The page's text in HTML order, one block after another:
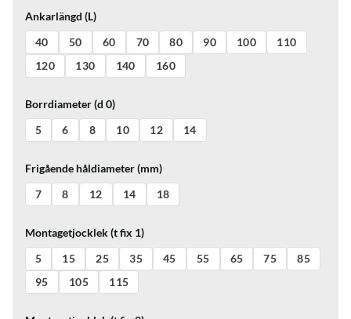
Ankarlängd (L)
40
50 60 70 80 90 100
110
120
130 140 160
Borrdiameter (d 0)
5
6 8 10 12 14
Frigående håldiameter (mm)
7
8 12 14 18
Montagetjocklek (t fix 1)
5
15 25 35 45 55 65 75
85
95
105 115